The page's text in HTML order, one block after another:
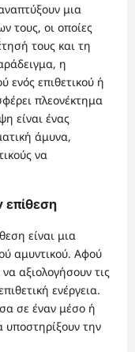
μια
τους, οι οποίες
τους και τη
η
ενός επιθετικού ή
πλεονέκτημα
είναι ένας
άμυνα,
να
είναι μια
αμυντικού. Αφού
αξιολογήσουν τις
ενέργεια.
σε έναν μέσο ή
την